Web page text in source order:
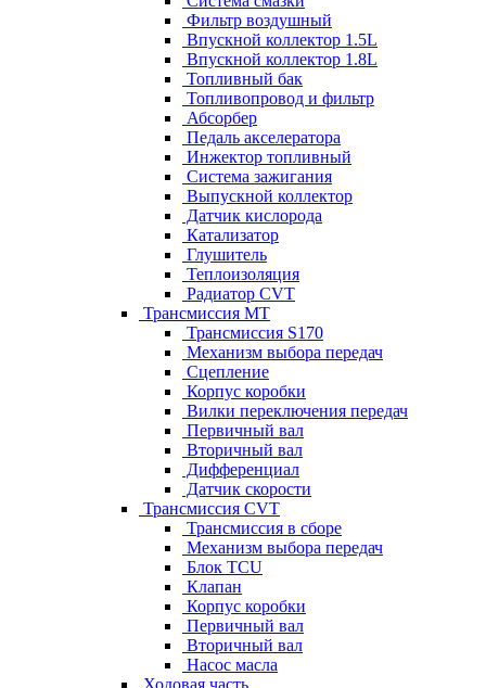
Фильтр воздушный
Впускной коллектор 1.5L
Впускной коллектор 1.8L
Топливный бак
Топливопровод и фильтр
Абсорбер
Педаль акселератора
Инжектор топливный
Система зажигания
Выпускной коллектор
Датчик кислорода
Катализатор
Глушитель
Теплоизоляция
Радиатор CVT
Трансмиссия MT
Трансмиссия S170
Механизм выбора передач
Сцепление
Корпус коробки
Вилки переключения передач
Первичный вал
Вторичный вал
Дифференциал
Датчик скорости
Трансмиссия CVT
Трансмиссия в сборе
Механизм выбора передач
Блок TCU
Клапан
Корпус коробки
Первичный вал
Вторичный вал
Насос масла
Ходовая часть